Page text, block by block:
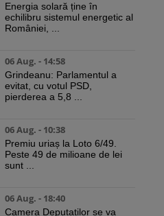
Energia solară ține în
echilibru sistemul energetic al
României, ...
06 Aug. - 14:58
Grindeanu: Parlamentul a
evitat, cu votul PSD,
pierderea a 5,8 ...
06 Aug. - 10:38
Premiu uriaș la Loto 6/49.
Peste 49 de milioane de lei
sunt ...
06 Aug. - 18:40
Camera Deputaților se va